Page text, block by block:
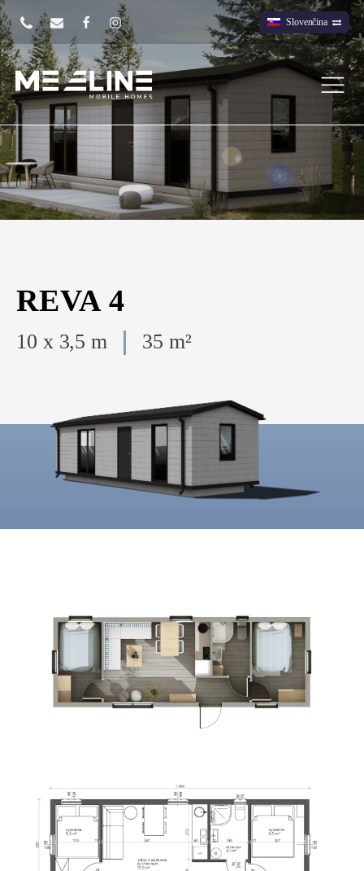
Slovenčina
REVA 4
10 x 3,5 m 35 m²